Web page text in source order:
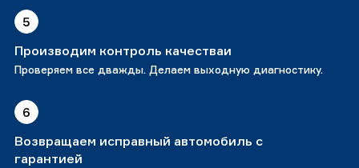
5
Производим контроль качестваи
Проверяем все дважды. Делаем выходную диагностику.
6
Возвращаем исправный автомобиль с
гарантией